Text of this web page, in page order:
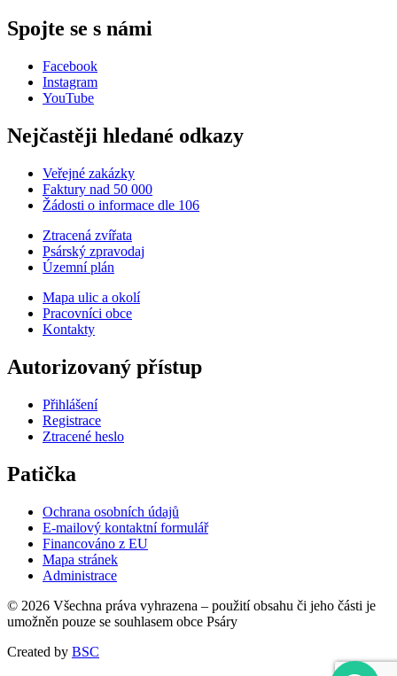
Spojte se s námi
Facebook
Instagram
YouTube
Nejčastěji hledané odkazy
Veřejné zakázky
Faktury nad 50 000
Žádosti o informace dle 106
Ztracená zvířata
Psárský zpravodaj
Územní plán
Mapa ulic a okolí
Pracovníci obce
Kontakty
Autorizovaný přístup
Přihlášení
Registrace
Ztracené heslo
Patička
Ochrana osobních údajů
E-mailový kontaktní formulář
Financováno z EU
Mapa stránek
Administrace
© 2026 Všechna práva vyhrazena – použití obsahu či jeho části je
umožněn pouze se souhlasem obce Psáry
Created by BSC